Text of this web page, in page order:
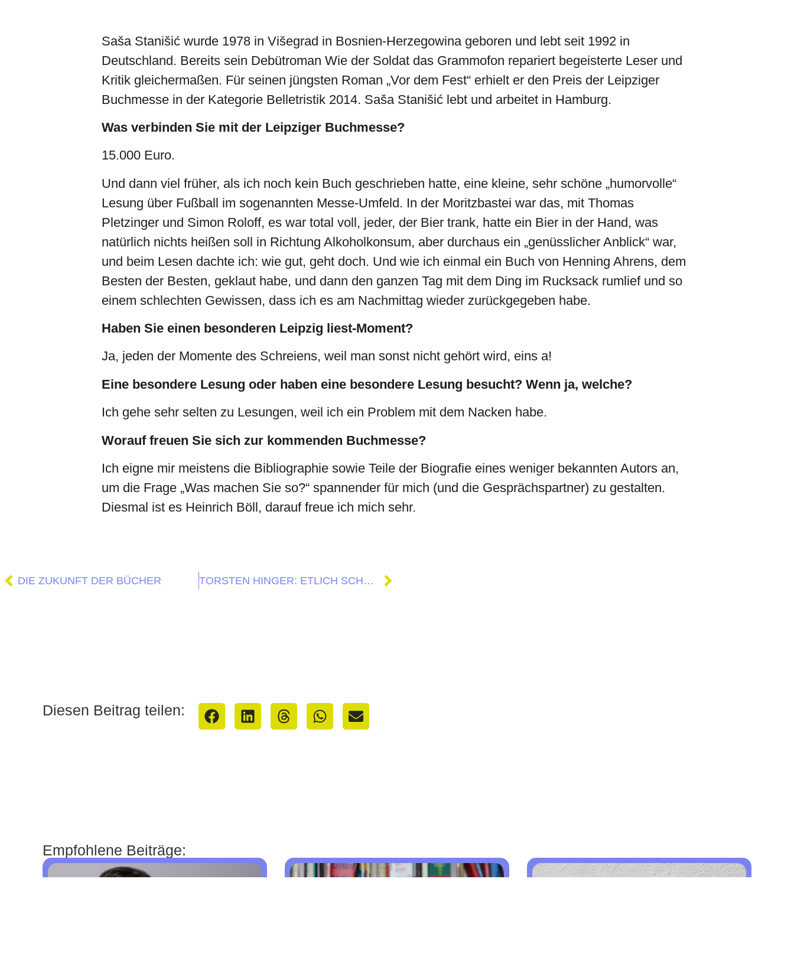
Saša Stanišić wurde 1978 in Višegrad in Bosnien-Herzegowina geboren und lebt seit 1992 in
Deutschland. Bereits sein Debütroman Wie der Soldat das Grammofon repariert begeisterte Leser und
Kritik gleichermaßen. Für seinen jüngsten Roman „Vor dem Fest“ erhielt er den Preis der Leipziger
Buchmesse in der Kategorie Belletristik 2014. Saša Stanišić lebt und arbeitet in Hamburg.
Was verbinden Sie mit der Leipziger Buchmesse?
15.000 Euro.
Und dann viel früher, als ich noch kein Buch geschrieben hatte, eine kleine, sehr schöne „humorvolle“
Lesung über Fußball im sogenannten Messe-Umfeld. In der Moritzbastei war das, mit Thomas
Pletzinger und Simon Roloff, es war total voll, jeder, der Bier trank, hatte ein Bier in der Hand, was
natürlich nichts heißen soll in Richtung Alkoholkonsum, aber durchaus ein „genüsslicher Anblick“ war,
und beim Lesen dachte ich: wie gut, geht doch. Und wie ich einmal ein Buch von Henning Ahrens, dem
Besten der Besten, geklaut habe, und dann den ganzen Tag mit dem Ding im Rucksack rumlief und so
einem schlechten Gewissen, dass ich es am Nachmittag wieder zurückgegeben habe.
Haben Sie einen besonderen Leipzig liest-Moment?
Ja, jeden der Momente des Schreiens, weil man sonst nicht gehört wird, eins a!
Eine besondere Lesung oder haben eine besondere Lesung besucht? Wenn ja, welche?
Ich gehe sehr selten zu Lesungen, weil ich ein Problem mit dem Nacken habe.
Worauf freuen Sie sich zur kommenden Buchmesse?
Ich eigne mir meistens die Bibliographie sowie Teile der Biografie eines weniger bekannten Autors an,
um die Frage „Was machen Sie so?“ spannender für mich (und die Gesprächspartner) zu gestalten.
Diesmal ist es Heinrich Böll, darauf freue ich mich sehr.
DIE ZUKUNFT DER BÜCHER TORSTEN HINGER: ETLICH SCHÖNE ERINNERUNGEN
Diesen Beitrag teilen:
Empfohlene Beiträge: